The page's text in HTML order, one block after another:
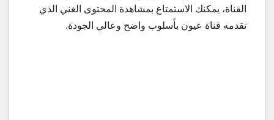
القناة، يمكنك الاستمتاع بمشاهدة المحتوى الغني الذي
تقدمه قناة عيون بأسلوب واضح وعالي الجودة.